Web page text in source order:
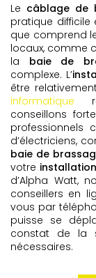
Le câblage de
pratique
que comprend
locaux, comme
la baie de
complexe. L’
être
informatique
conseillons
professionnels
d’électriciens,
baie de
votre
d’Alpha Watt,
conseillers en
vous par
puisse se
constat de la
nécessaires.